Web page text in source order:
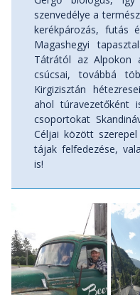
szenvedélye a
kerékpározás, futás
Magashegyi
Tátrától az Alpokon
csúcsai, továbbá
Kirgizisztán
ahol túravezetőként
csoportokat
Céljai között
tájak felfedezése,
is!